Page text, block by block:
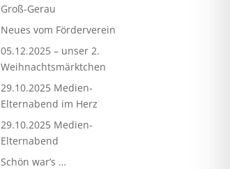
Groß-Gerau
Neues vom Förderverein
05.12.2025 – unser 2.
Weihnachtsmärktchen
29.10.2025 Medien-
Elternabend im Herz
29.10.2025 Medien-
Elternabend
Schön war’s …